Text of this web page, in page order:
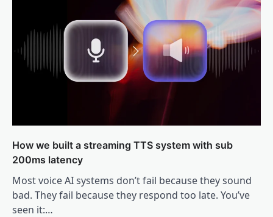
How we built a streaming TTS system with sub
200ms latency
Most voice AI systems don’t fail because they sound
bad. They fail because they respond too late. You’ve
seen it:…